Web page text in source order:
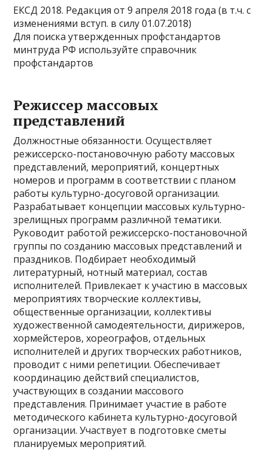
ЕКСД 2018. Редакция от 9 апреля 2018 года (в т.ч. с
изменениями вступ. в силу 01.07.2018)
Для поиска утвержденных профстандартов
минтруда РФ используйте справочник
профстандартов
Режиссер массовых
представлений
Должностные обязанности. Осуществляет
режиссерско-постановочную работу массовых
представлений, мероприятий, концертных
номеров и программ в соответствии с планом
работы культурно-досуговой организации.
Разрабатывает концепции массовых культурно-
зрелищных программ различной тематики.
Руководит работой режиссерско-постановочной
группы по созданию массовых представлений и
праздников. Подбирает необходимый
литературный, нотный материал, состав
исполнителей. Привлекает к участию в массовых
мероприятиях творческие коллективы,
общественные организации, коллективы
художественной самодеятельности, дирижеров,
хормейстеров, хореографов, отдельных
исполнителей и других творческих работников,
проводит с ними репетиции. Обеспечивает
координацию действий специалистов,
участвующих в создании массового
представления. Принимает участие в работе
методического кабинета культурно-досуговой
организации. Участвует в подготовке сметы
планируемых мероприятий.